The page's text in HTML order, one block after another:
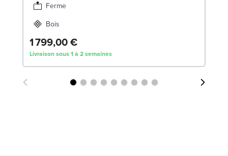
Ferme
Bois
1 799,00 €
Livraison sous 1 à 2 semaines